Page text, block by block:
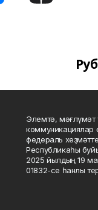
Элемтә, мәғлүмәт
коммуникациялар
федераль
Республикаһы
2025 йылдың 19
01832-се һанлы